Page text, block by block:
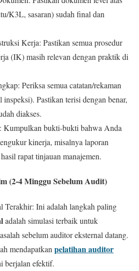
K3L, sasaran) sudah final dan
Kerja: Pastikan semua prosedur
(IK) masih relevan dengan praktik di
Periksa semua catatan/rekaman
Pastikan terisi dengan benar,
diakses.
Kumpulkan bukti-bukti bahwa Anda
kinerja, misalnya laporan
rapat tinjauan manajemen.
(2-4 Minggu Sebelum Audit)
Terakhir: Ini adalah langkah paling
adalah simulasi terbaik untuk
sebelum auditor eksternal datang.
mendapatkan pelatihan auditor
berjalan efektif.